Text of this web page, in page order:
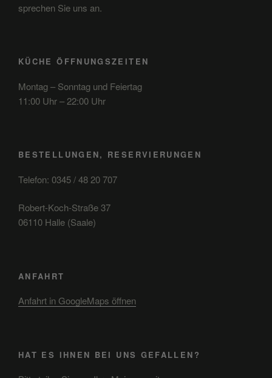
sprechen Sie uns an.
KÜCHE ÖFFNUNGSZEITEN
Montag – Sonntag und Feiertag
11:00 Uhr – 22:00 Uhr
BESTELLUNGEN, RESERVIERUNGEN
Telefon: 0345 / 48 20 707
Robert-Koch-Straße 37
06110 Halle (Saale)
ANFAHRT
Anfahrt in GoogleMaps öffnen
HAT ES IHNEN BEI UNS GEFALLEN?